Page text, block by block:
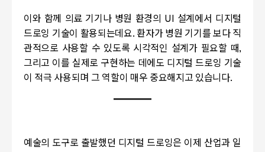
이와 함께 의료 기기나 병원 환경의 UI 설계에서 디지털
드로잉 기술이 활용되는데요. 환자가 병원 기기를 보다 직
관적으로 사용할 수 있도록 시각적인 설계가 필요할 때,
그리고 이를 실제로 구현하는 데에도 디지털 드로잉 기술
이 적극 사용되며 그 역할이 매우 중요해지고 있습니다.
예술의 도구로 출발했던 디지털 드로잉은 이제 산업과 일